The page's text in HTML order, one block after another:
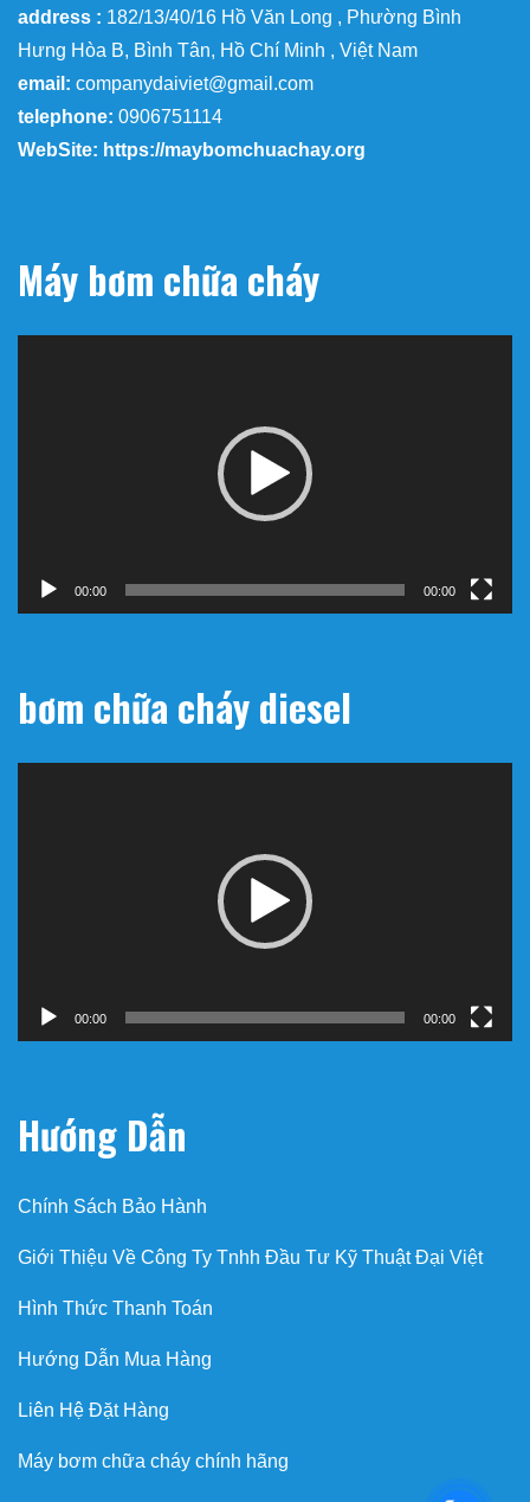
address : 182/13/40/16 Hồ Văn Long , Phường Bình
Hưng Hòa B, Bình Tân, Hồ Chí Minh , Việt Nam
email: companydaiviet@gmail.com
telephone: 0906751114
WebSite: https://maybomchuachay.org
Máy bơm chữa cháy
00:00 00:00
bơm chữa cháy diesel
00:00 00:00
Hướng Dẫn
Chính Sách Bảo Hành
Giới Thiệu Về Công Ty Tnhh Đầu Tư Kỹ Thuật Đại Việt
Hình Thức Thanh Toán
Hướng Dẫn Mua Hàng
Liên Hệ Đặt Hàng
Máy bơm chữa cháy chính hãng